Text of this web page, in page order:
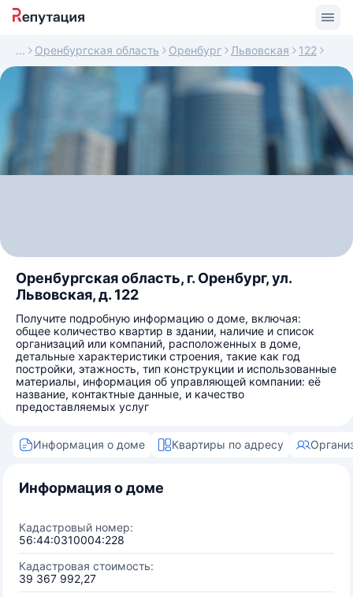
Оренбургская область Оренбург Львовская 122
Оренбургская область, г. Оренбург, ул.
Львовская, д. 122
Получите подробную информацию о доме, включая:
общее количество квартир в здании, наличие и список
организаций или компаний, расположенных в доме,
детальные характеристики строения, такие как год
постройки, этажность, тип конструкции и использованные
материалы, информация об управляющей компании: её
название, контактные данные, и качество
предоставляемых услуг
Информация о доме Квартиры по адресу
Информация о доме
Кадастровый номер:
56:44:0310004:228
Кадастровая стоимость:
39 367 992,27